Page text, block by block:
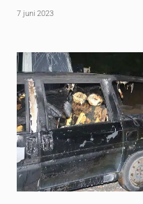
7 juni 2023